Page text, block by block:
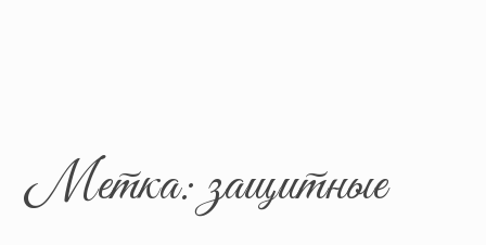
Метка:защитные